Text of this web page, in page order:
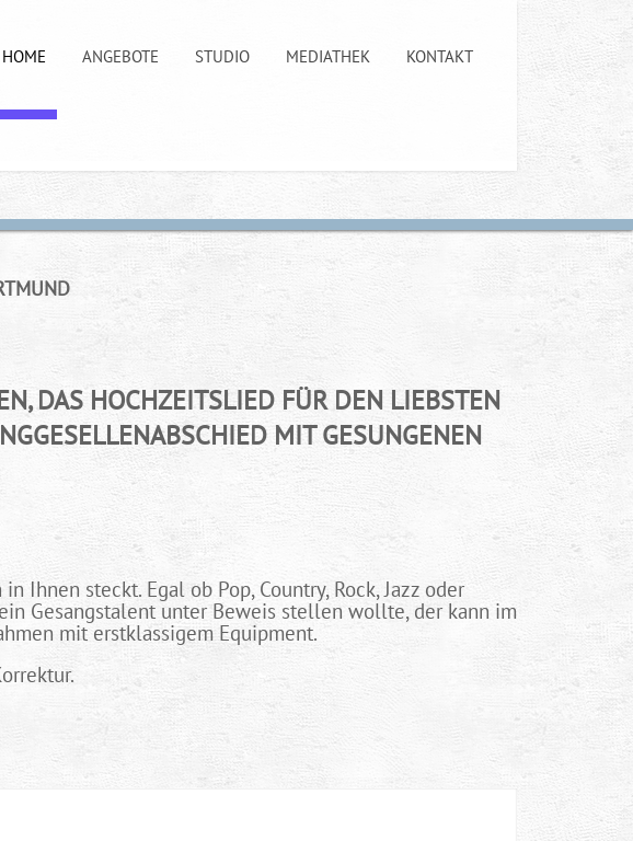
HOME ANGEBOTE STUDIO MEDIATHEK KONTAKT
DAS HOCHZEITSLIED FÜR DEN LIEBSTEN
MIT GESUNGENEN
Ihnen steckt. Egal ob Pop, Country, Rock, Jazz oder
Gesangstalent unter Beweis stellen wollte, der kann im
mit erstklassigem Equipment.